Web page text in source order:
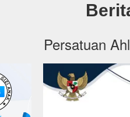
Persatuan